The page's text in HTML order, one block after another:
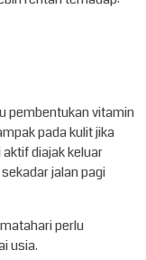
pembentukan vitamin
pada kulit jika
diajak keluar
jalan pagi
perlu
usia.